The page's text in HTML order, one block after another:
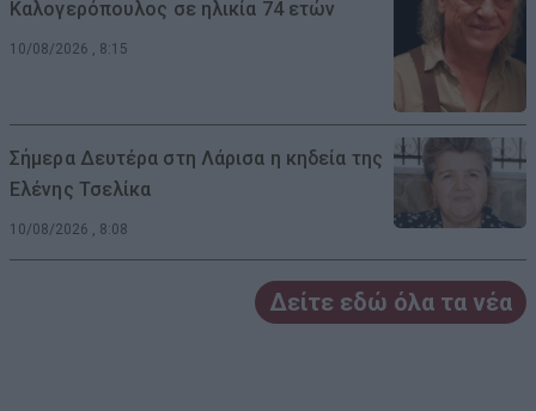
Καλογερόπουλος σε ηλικία 74 ετών
10/08/2026 , 8:15
Σήμερα Δευτέρα στη Λάρισα η κηδεία της
Ελένης Τσελίκα
10/08/2026 , 8:08
Δείτε εδώ όλα τα νέα